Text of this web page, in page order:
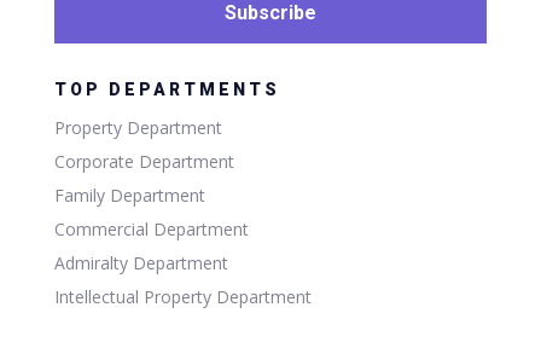
Subscribe
TOP DEPARTMENTS
Property Department
Corporate Department
Family Department
Commercial Department
Admiralty Department
Intellectual Property Department